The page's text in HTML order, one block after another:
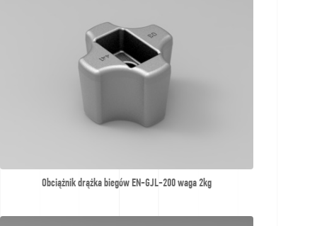
Obciążnik drążka biegów EN-GJL-200 waga 2kg